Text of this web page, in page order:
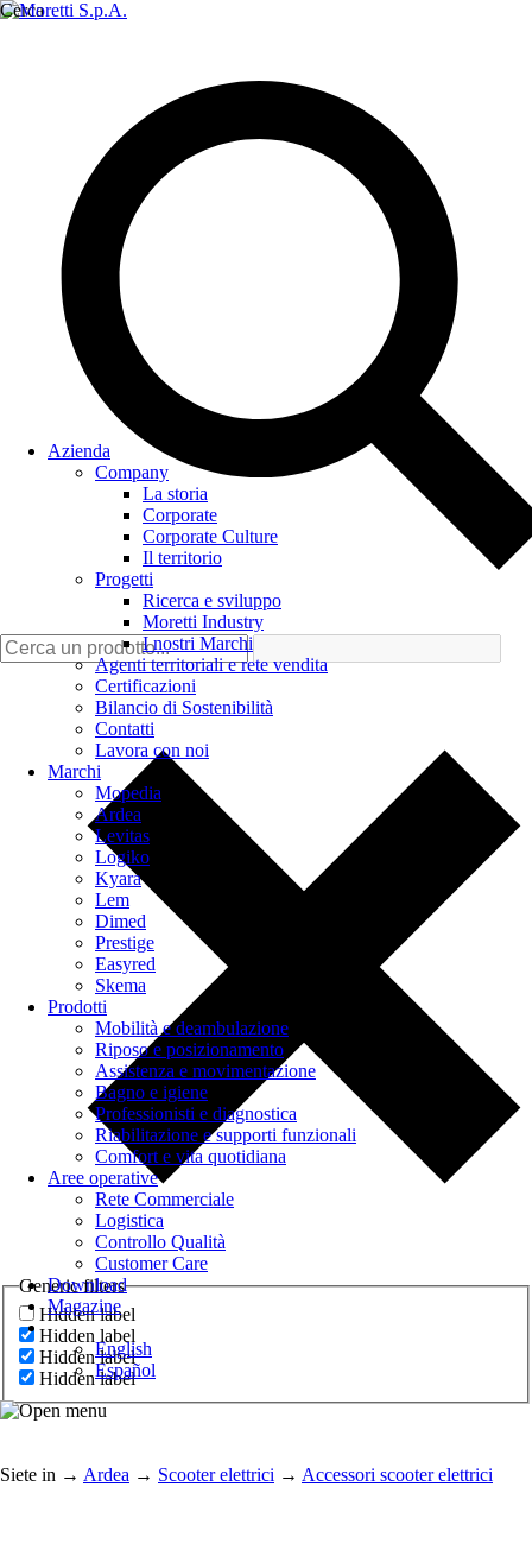
Cerca
Generic filters
Hidden label
Hidden label
Hidden label
Hidden label
Azienda
Company
La storia
Corporate
Corporate Culture
Il territorio
Progetti
Ricerca e sviluppo
Moretti Industry
I nostri Marchi
Agenti territoriali e rete vendita
Certificazioni
Bilancio di Sostenibilità
Contatti
Lavora con noi
Marchi
Mopedia
Ardea
Levitas
Logiko
Kyara
Lem
Dimed
Prestige
Easyred
Skema
Prodotti
Mobilità e deambulazione
Riposo e posizionamento
Assistenza e movimentazione
Bagno e igiene
Professionisti e diagnostica
Riabilitazione e supporti funzionali
Comfort e vita quotidiana
Aree operative
Rete Commerciale
Logistica
Controllo Qualità
Customer Care
Download
Magazine
English
Español
Siete in → Ardea → Scooter elettrici → Accessori scooter elettrici